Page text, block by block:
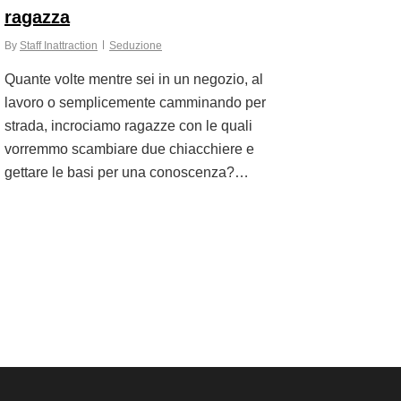
ragazza
By Staff Inattraction Seduzione
Quante volte mentre sei in un negozio, al
lavoro o semplicemente camminando per
strada, incrociamo ragazze con le quali
vorremmo scambiare due chiacchiere e
gettare le basi per una conoscenza?…